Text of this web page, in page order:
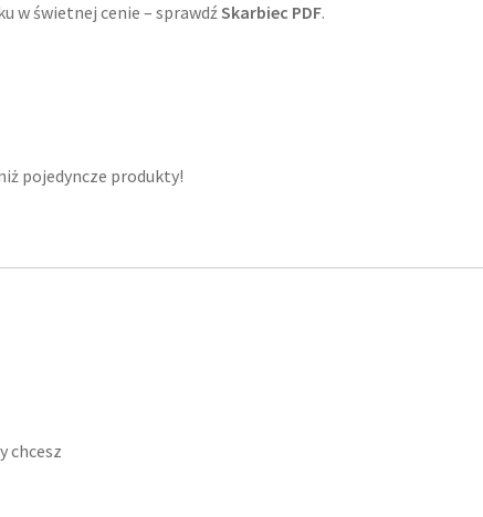
w świetnej cenie – sprawdźSkarbiec PDF.
pojedyncze produkty!
chcesz